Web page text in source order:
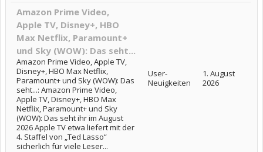
Amazon Prime Video,
Apple TV, Disney+, HBO
Max Netflix, Paramount+
und Sky (WOW): Das seht...
Amazon Prime Video, Apple TV,
Disney+, HBO Max Netflix,
Paramount+ und Sky (WOW): Das
seht...: Amazon Prime Video,
Apple TV, Disney+, HBO Max
Netflix, Paramount+ und Sky
(WOW): Das seht ihr im August
2026 Apple TV etwa liefert mit der
4. Staffel von „Ted Lasso“
sicherlich für viele Leser...
User-
Neuigkeiten
1. August
2026